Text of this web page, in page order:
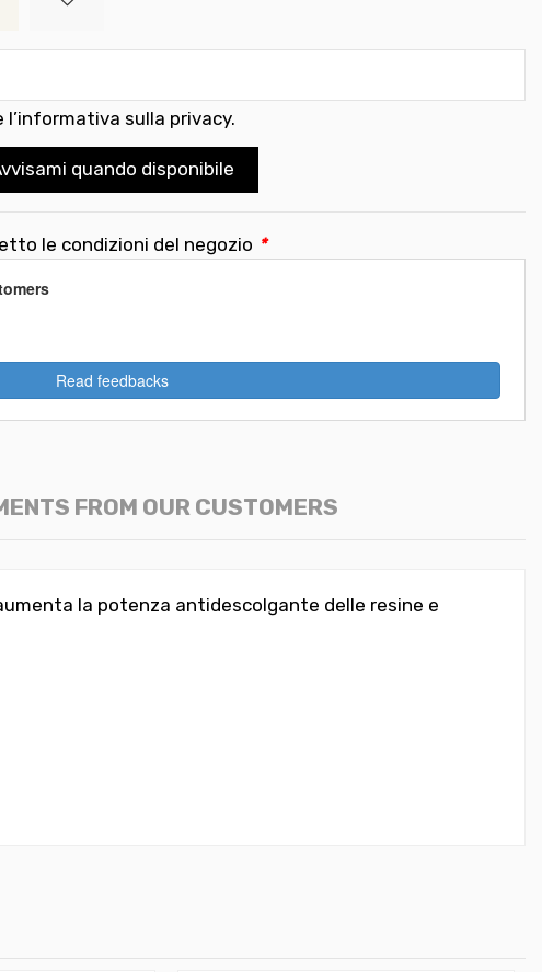
l’informativa sulla privacy.
quando disponibile
le condizioni del negozio *
Read feedbacks
FROM OUR CUSTOMERS
la potenza antidescolgante delle resine e